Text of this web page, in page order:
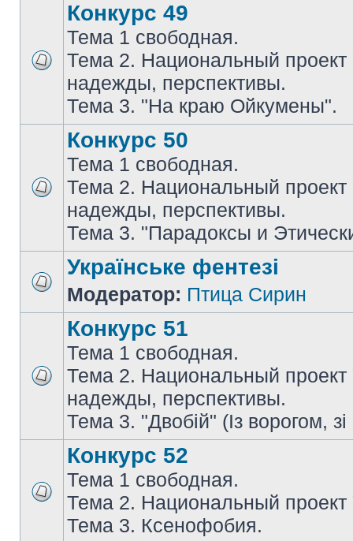
Конкурс 49
Тема 1 свободная.
Тема 2. Национальный
надежды, перспективы.
Тема 3. "На краю Ойкумены".
Конкурс 50
Тема 1 свободная.
Тема 2. Национальный
надежды, перспективы.
Тема 3. "Парадоксы и
Українське фентезі
Модератор: Птица Сирин
Конкурс 51
Тема 1 свободная.
Тема 2. Национальный
надежды, перспективы.
Тема 3. "Двобій" (Із ворогом,
Конкурс 52
Тема 1 свободная.
Тема 2. Национальный проект
Тема 3. Ксенофобия.